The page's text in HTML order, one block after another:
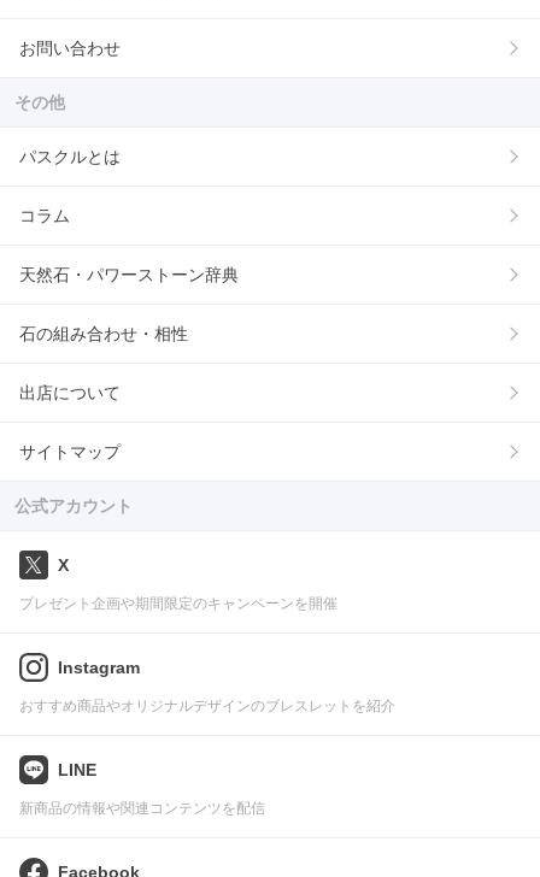
お問い合わせ
その他
パスクルとは
コラム
天然石・パワーストーン辞典
石の組み合わせ・相性
出店について
サイトマップ
公式アカウント
X
プレゼント企画や期間限定のキャンペーンを開催
Instagram
おすすめ商品やオリジナルデザインのブレスレットを紹介
LINE
新商品の情報や関連コンテンツを配信
Facebook